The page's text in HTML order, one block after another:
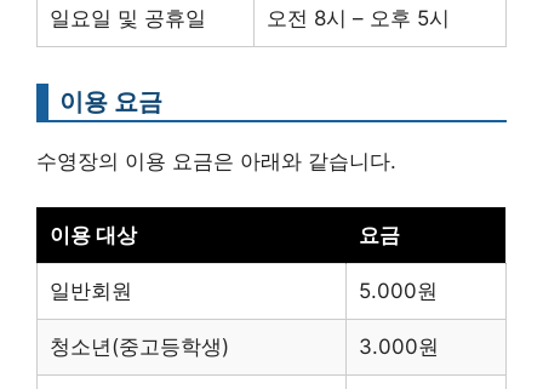
일요일 및 공휴일 오전 8시 – 오후 5시
이용 요금
수영장의 이용 요금은 아래와 같습니다.
이용 대상 요금
일반회원 5.000원
청소년(중고등학생) 3.000원